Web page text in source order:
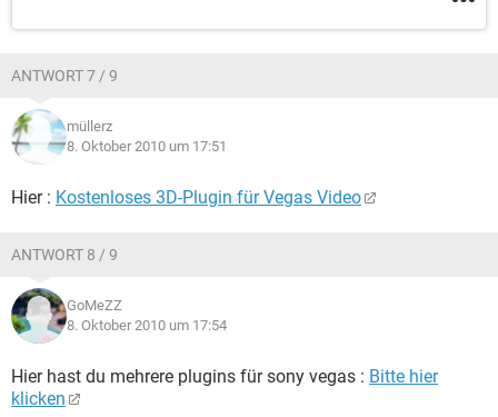
ANTWORT 7 / 9
müllerz
8. Oktober 2010 um 17:51
Hier : Kostenloses 3D-Plugin für Vegas Video
ANTWORT 8 / 9
GoMeZZ
8. Oktober 2010 um 17:54
Hier hast du mehrere plugins für sony vegas : Bitte hier
klicken